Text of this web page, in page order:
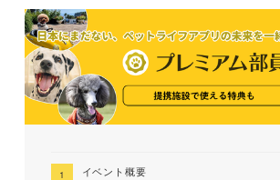
イベント概要